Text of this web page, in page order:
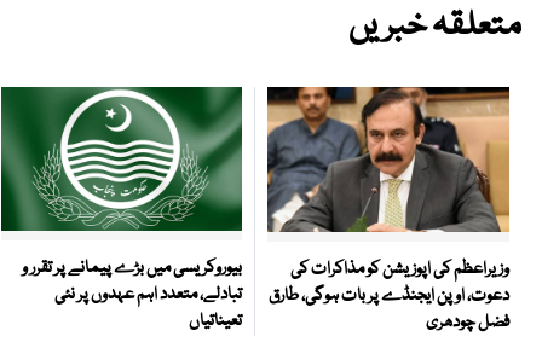
متعلقہ خبریں
وزیراعظم کی اپوزیشن کو مذاکرات کی
دعوت، اوپن ایجنڈے پر بات ہوگی، طارق
فضل چودھری
بیوروکریسی میں بڑے پیمانے پر تقرر و
تبادلے، متعدد اہم عہدوں پر نئی
تعیناتیاں